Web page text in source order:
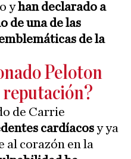
yhan declarado a
de una de las
de la
Peloton
reputación?
de Carrie
cardíacosy ya
al corazón en la